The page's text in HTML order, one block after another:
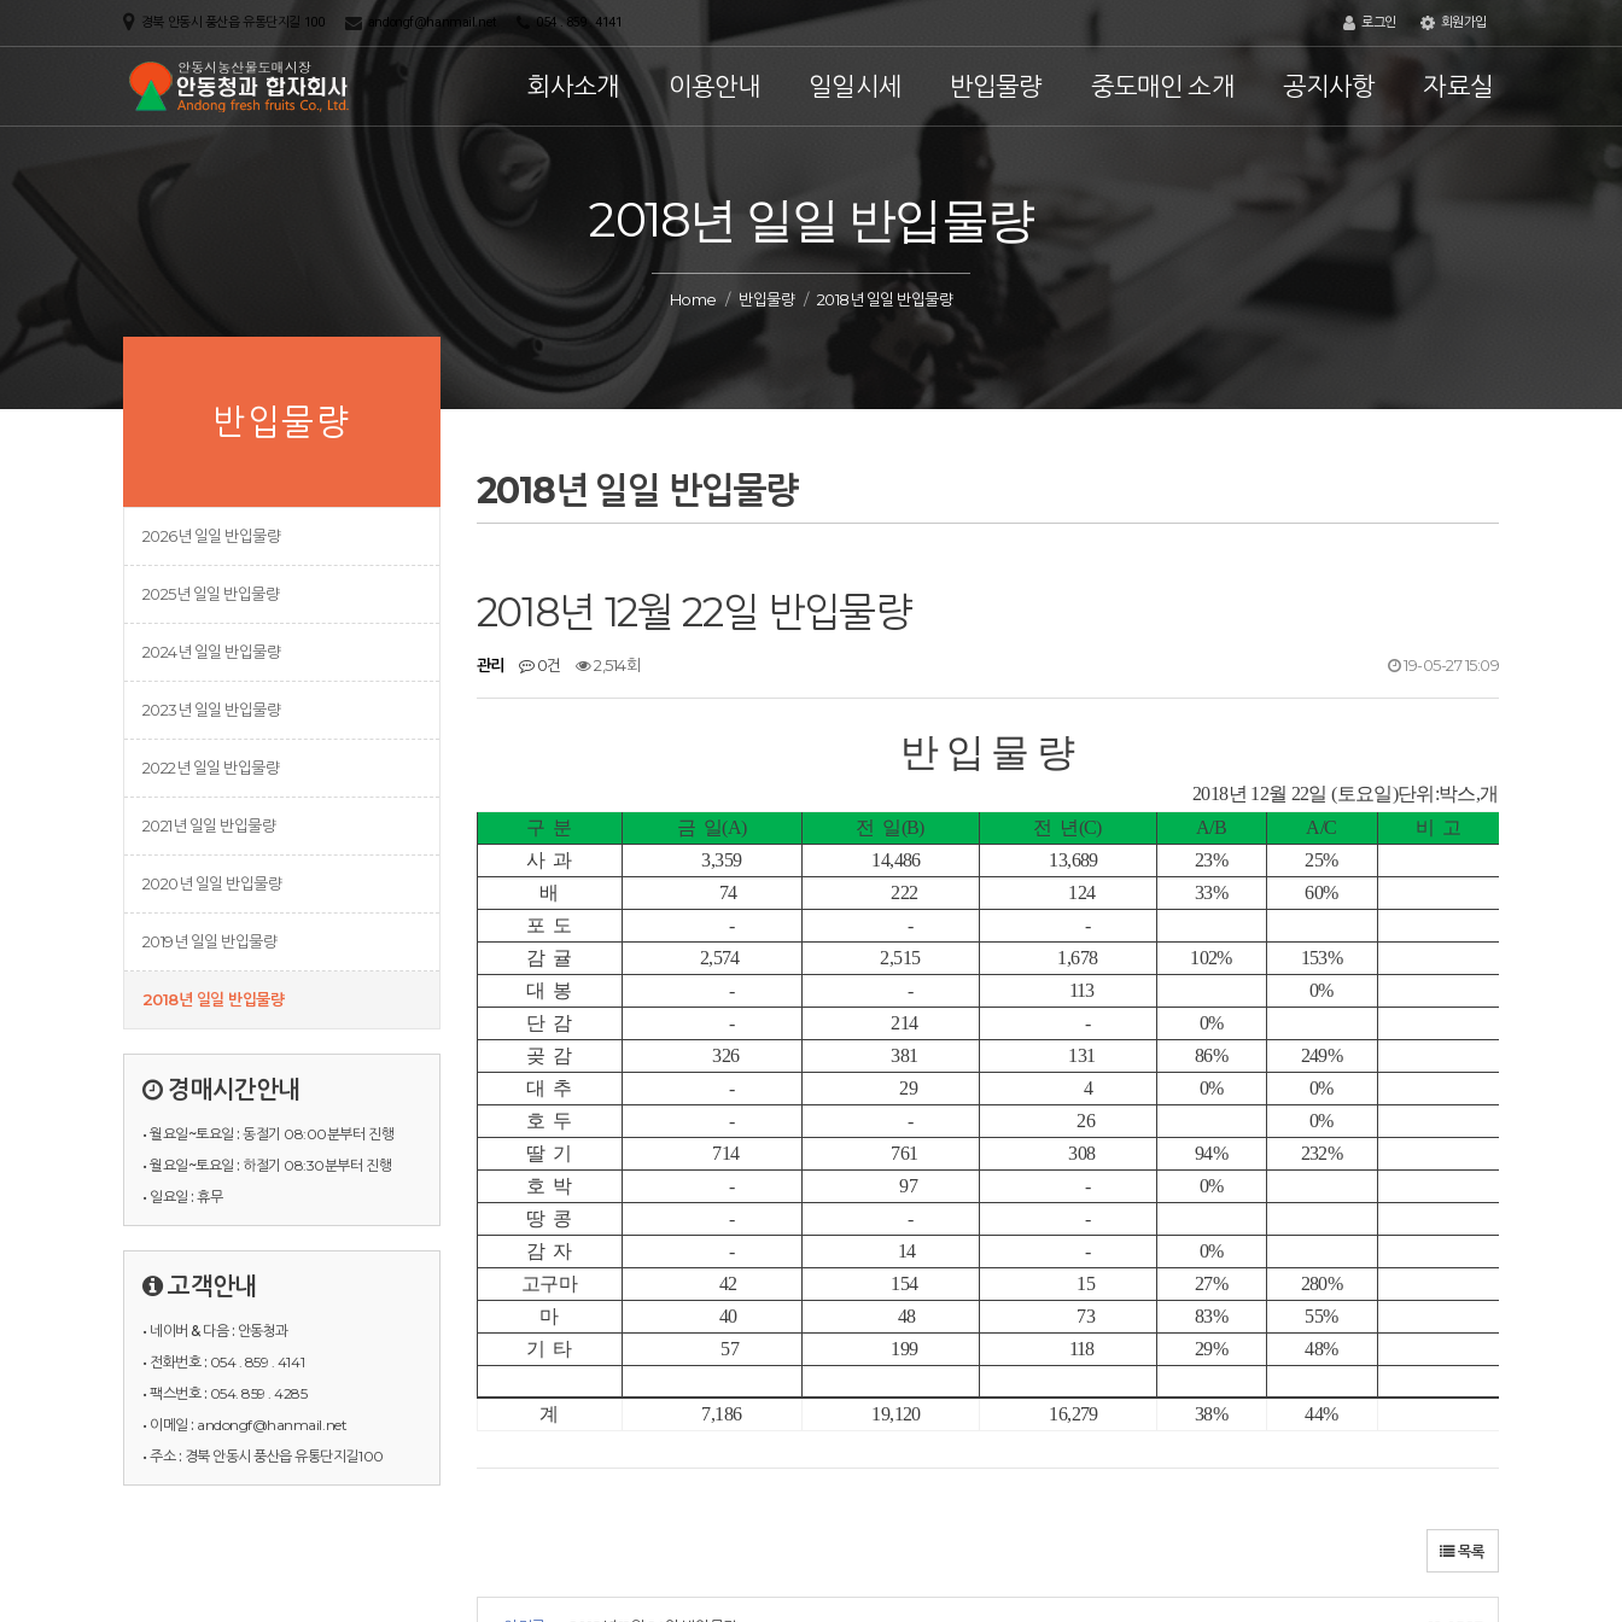
경북 안동시 풍산읍 유통단지길 100 andongf@hanmail.net 054 . 859 . 4141 로그인 회원가입
회사소개 이용안내 일일시세 반입물량 중도매인 소개 공지사항 자료실
2018년 일일 반입물량
Home 반입물량 2018년 일일 반입물량
반입물량
2026년 일일 반입물량
2025년 일일 반입물량
2024년 일일 반입물량
2023년 일일 반입물량
2022년 일일 반입물량
2021년 일일 반입물량
2020년 일일 반입물량
2019년 일일 반입물량
2018년 일일 반입물량
경매시간안내
• 월요일~토요일 : 동절기 08:00분부터 진행
• 월요일~토요일 : 하절기 08:30분부터 진행
• 일요일 : 휴무
고객안내
• 네이버 & 다음 : 안동청과
• 전화번호 : 054 . 859 . 4141
• 팩스번호 : 054. 859 . 4285
• 이메일 : andongf@hanmail.net
• 주소 : 경북 안동시 풍산읍 유통단지길100
2018년 일일 반입물량
2018년 12월 22일 반입물량
관리 0건 2,514회 19-05-27 15:09
반 입 물 량
2018년 12월 22일 (토요일)단위:박스,개
구 분
금 일(A) 전 일(B) 전 년(C) A/B A/C
비 고
사 과
3,359 14,486 13,689 23%
25%
배
74 222 124 33%
60%
포 도
- -
-
감 귤
2,574 2,515 1,678 102%
153%
대 봉
- - 113
0%
단 감
- 214 -
0%
곶 감
326 381 131 86%
249%
대 추
- 29 4 0%
0%
호 두
- - 26
0%
딸 기
714 761 308 94%
232%
호 박
- 97 -
0%
땅 콩
- -
-
감 자
- 14 -
0%
고구마
42 154 15 27%
280%
마
40 48 73 83%
55%
기 타
57 199 118 29% 48%
계 7,186 19,120 16,279 38% 44%
목록